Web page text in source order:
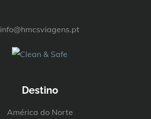
info@hmcsviagens.pt
Destino
América do Norte